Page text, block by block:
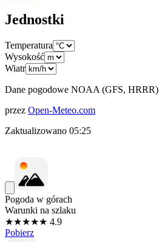
Jednostki
Temperatura
Wysokość
Wiatr
Dane pogodowe NOAA (GFS, HRRR)
przez Open-Meteo.com
Zaktualizowano 05:25
Pogoda w górach
Warunki na szlaku
★★★★★ 4.9
Pobierz